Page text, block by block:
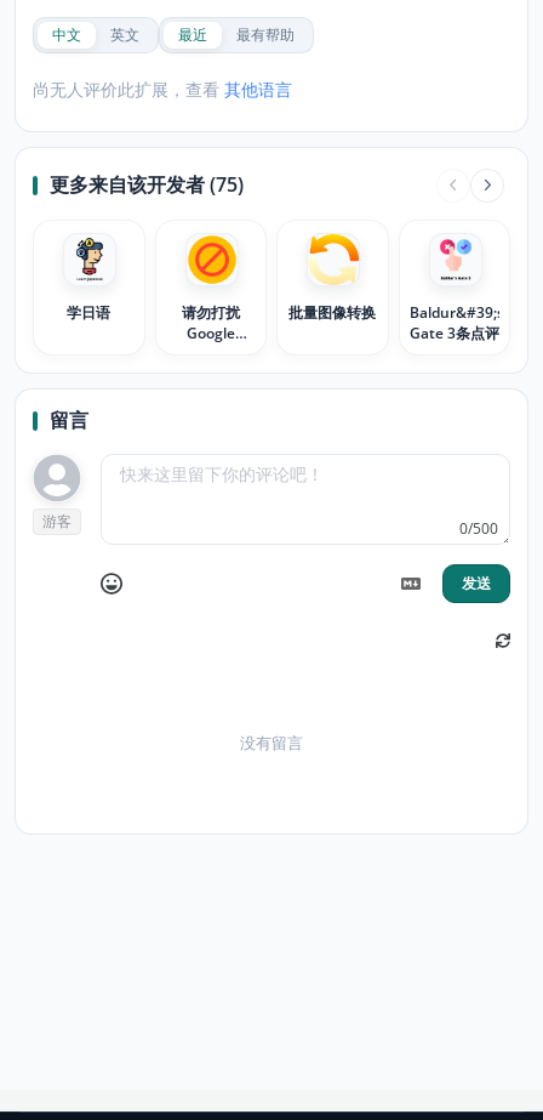
中文 英文 最近 最有帮助
尚无人评价此扩展，查看 其他语言
更多来自该开发者 (75)
学日语
请勿打扰
Google
批量图像转换
Baldur&#39;s
Gate 3条点评
留言
游客 0/500
发送
没有留言